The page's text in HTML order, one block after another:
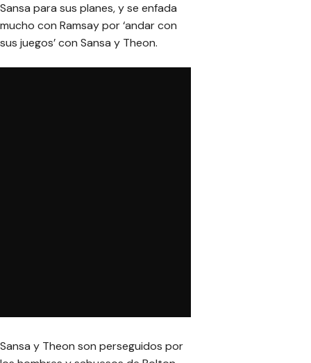
Sansa para sus planes, y se enfada
mucho con Ramsay por ‘andar con
sus juegos’ con Sansa y Theon.
Sansa y Theon son perseguidos por